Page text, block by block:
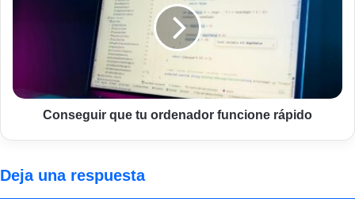
Conseguir que tu ordenador funcione rápido
Deja una respuesta